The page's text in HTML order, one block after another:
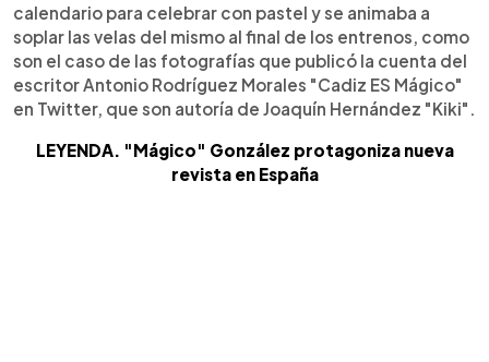
calendario para celebrar con pastel y se animaba a
soplar las velas del mismo al final de los entrenos, como
son el caso de las fotografías que publicó la cuenta del
escritor Antonio Rodríguez Morales "Cadiz ES Mágico"
en Twitter, que son autoría de Joaquín Hernández "Kiki".
LEYENDA. "Mágico" González protagoniza nueva
revista en España